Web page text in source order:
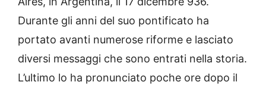
Durante gli anni del suo pontificato ha
portato avanti numerose riforme e lasciato
diversi messaggi che sono entrati nella storia.
L’ultimo lo ha pronunciato poche ore dopo il